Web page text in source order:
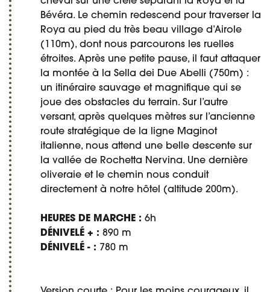
Bévéra. Le chemin redescend pour traverser la
Roya au pied du très beau village d’Airole
(110m), dont nous parcourons les ruelles
étroites. Après une petite pause, il faut attaquer
la montée à la Sella dei Due Abelli (750m) :
un itinéraire sauvage et magnifique qui se
joue des obstacles du terrain. Sur l’autre
versant, après quelques mètres sur l’ancienne
route stratégique de la ligne Maginot
italienne, nous attend une belle descente sur
la vallée de Rochetta Nervina. Une dernière
oliveraie et le chemin nous conduit
directement à notre hôtel (altitude 200m).
HEURES DE MARCHE : 6h
DÉNIVELÉ + : 890 m
DÉNIVELÉ - : 780 m